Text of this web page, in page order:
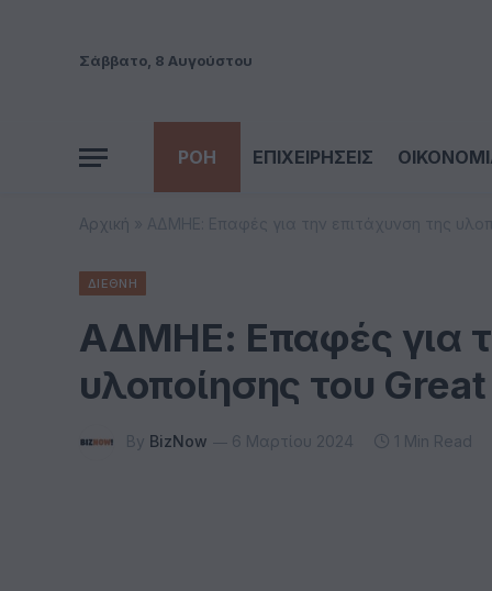
Σάββατο, 8 Αυγούστου
ΡΟΗ ΕΠΙΧΕΙΡΗΣΕΙΣ
Αρχική
ΔΙΕΘΝΗ
ΑΔΜΗΕ: Επαφές για
υλοποίησης του
By BizNow 6 Μαρτίου 2024 1 Min Read